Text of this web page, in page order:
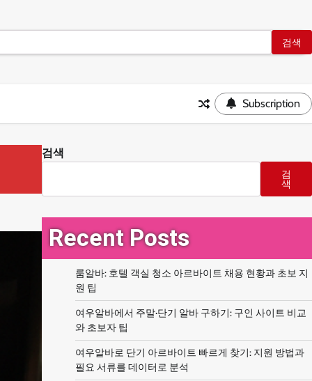
Subscription
검색
검
색
Recent Posts
룸알바: 호텔 객실 청소 아르바이트 채용 현황과 초보 지
원 팁
여우알바에서 주말·단기 알바 구하기: 구인 사이트 비교
와 초보자 팁
여우알바로 단기 아르바이트 빠르게 찾기: 지원 방법과
필요 서류를 데이터로 분석